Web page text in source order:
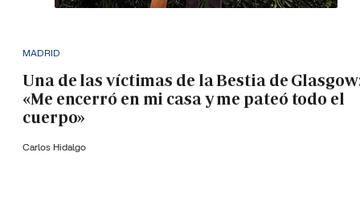
MADRID
Una de las víctimas de la Bestia de
«Me encerró en mi casa y me pateó todo el
cuerpo»
Carlos Hidalgo